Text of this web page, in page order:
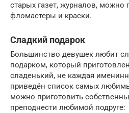
старых газет, журналов, можно
фломастеры и краски.
Сладкий подарок
Большинство девушек любит
подарком, который
сладенький, не каждая
приведён список самых
можно приготовить
преподнести любимой подруге: